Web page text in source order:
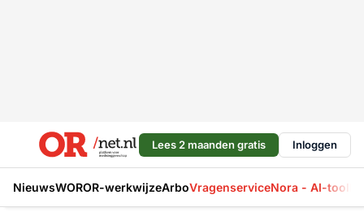
Lees 2 maanden gratis Inloggen
NieuwsWOROR-werkwijzeArboVragenserviceNora - AI-tool